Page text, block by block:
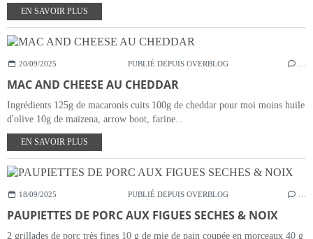
EN SAVOIR PLUS
20/09/2025 PUBLIÉ DEPUIS OVERBLOG
MAC AND CHEESE AU CHEDDAR
Ingrédients 125g de macaronis cuits 100g de cheddar pour moi moins huile
d'olive 10g de maïzena, arrow boot, farine...
EN SAVOIR PLUS
18/09/2025 PUBLIÉ DEPUIS OVERBLOG
PAUPIETTES DE PORC AUX FIGUES SECHES & NOIX
2 grillades de porc très fines 10 g de mie de pain coupée en morceaux 40 g